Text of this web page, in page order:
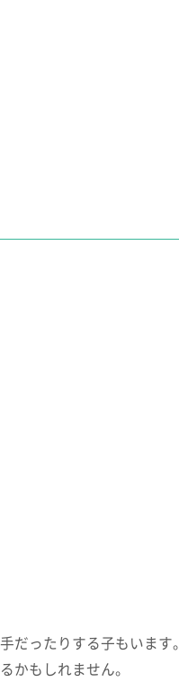
だったりする子もいます。
かもしれません。